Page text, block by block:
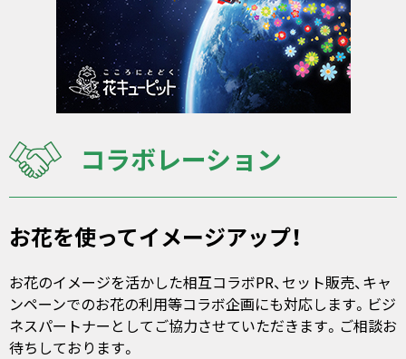
コラボレーション
お花を使ってイメージアップ！
お花のイメージを活かした相互コラボPR、セット販売、キャ
ンペーンでのお花の利用等コラボ企画にも対応します。ビジ
ネスパートナーとしてご協力させていただきます。ご相談お
待ちしております。